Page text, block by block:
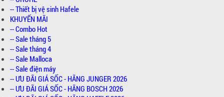
-- Thiết bị vệ sinh Hafele
KHUYẾN MÃI
-- Combo Hot
-- Sale tháng 5
-- Sale tháng 4
-- Sale Malloca
-- Sale điện máy
-- ƯU ĐÃI GIÁ SỐC - HÃNG JUNGER 2026
-- ƯU ĐÃI GIÁ SỐC - HÃNG BOSCH 2026